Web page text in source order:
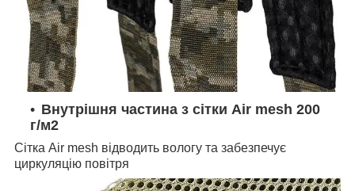
Внутрішня частина з сітки Air mesh 200
г/м2
Сітка Air mesh відводить вологу та забезпечує
циркуляцію повітря